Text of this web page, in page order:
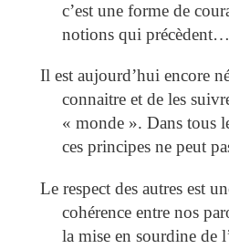
c’est une forme de
notions qui précèdent…
Il est aujourd’hui encore
connaitre et de les
« monde ». Dans tous
ces principes ne peut
Le respect des autres est
cohérence entre nos
la mise en sourdine de